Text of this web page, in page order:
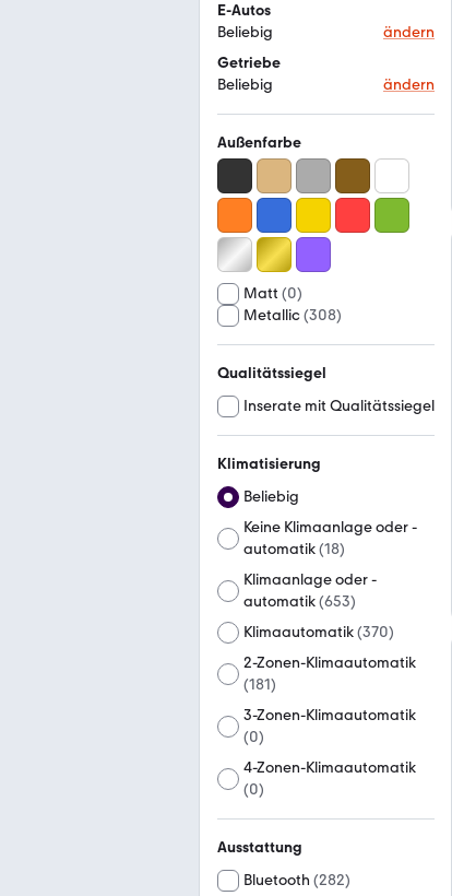
E-Autos
Beliebig
ändern
Getriebe
Beliebig
ändern
Außenfarbe
Matt (0)
Metallic(308)
Qualitätssiegel
Inserate mit Qualitätssiegel
Klimatisierung
Beliebig
Keine Klimaanlage oder -
automatik(18)
Klimaanlage oder -
automatik(653)
Klimaautomatik(370)
2-Zonen-Klimaautomatik
(181)
3-Zonen-Klimaautomatik
(0)
4-Zonen-Klimaautomatik
(0)
Ausstattung
Bluetooth (282)